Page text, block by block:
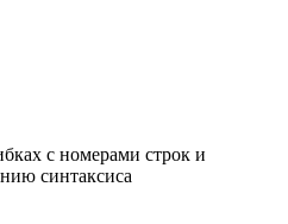
с номерами строк и
синтаксиса